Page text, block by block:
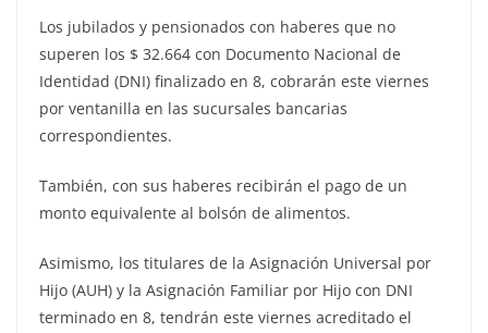
Los jubilados y pensionados con haberes que no
superen los $ 32.664 con Documento Nacional de
Identidad (DNI) finalizado en 8, cobrarán este viernes
por ventanilla en las sucursales bancarias
correspondientes.
También, con sus haberes recibirán el pago de un
monto equivalente al bolsón de alimentos.
Asimismo, los titulares de la Asignación Universal por
Hijo (AUH) y la Asignación Familiar por Hijo con DNI
terminado en 8, tendrán este viernes acreditado el